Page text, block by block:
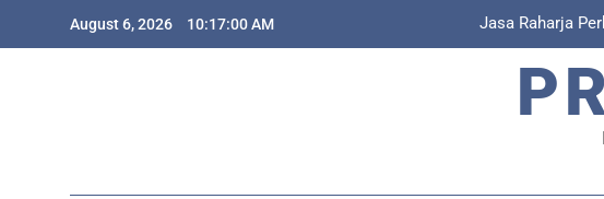
August 6, 2026 10:17:01 AM
Jasa Raharja
Jasa
Komitmen